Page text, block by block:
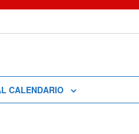
CALENDARIO